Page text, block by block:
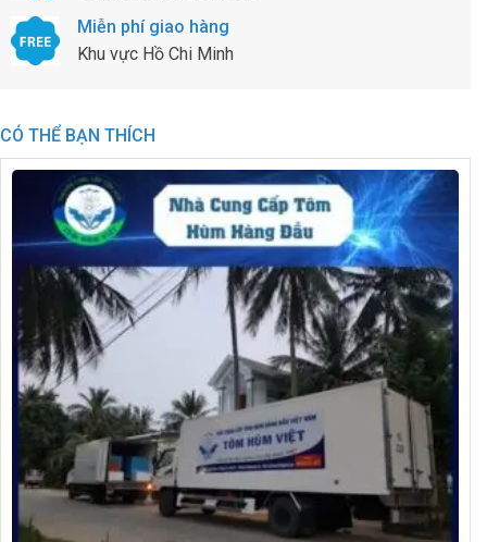
Miễn phí giao hàng
Khu vực Hồ Chi Minh
CÓ THỂ BẠN THÍCH